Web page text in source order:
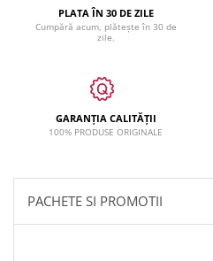
PLATA ÎN 30 DE ZILE
Cumpără acum, plătește în 30 de
zile.
GARANȚIA CALITĂȚII
100% PRODUSE ORIGINALE
PACHETE SI PROMOTII